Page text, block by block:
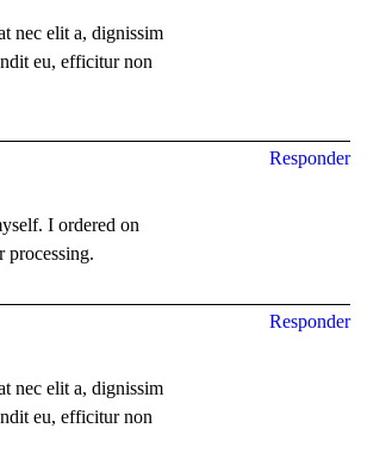
nec elit a, dignissim
eu, efficitur non
I ordered on
processing.
Responder
nec elit a, dignissim
eu, efficitur non
Responder